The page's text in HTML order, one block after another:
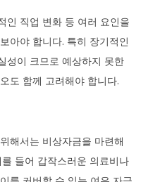
인 직업 변화 등 여러 요인을
아야 합니다. 특히 장기적인
성이 크므로 예상하지 못한
도 함께 고려해야 합니다.
해서는 비상자금을 마련해
들어 갑작스러운 의료비나